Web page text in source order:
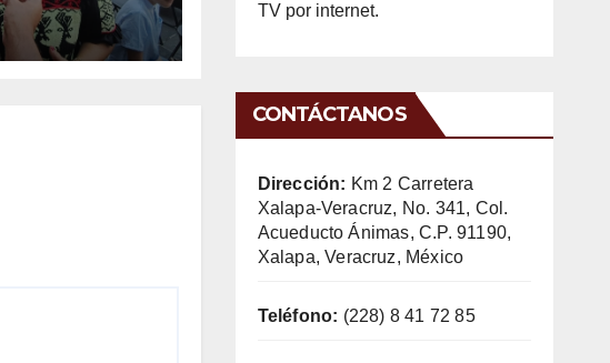
TV por internet.
CONTÁCTANOS
Dirección: Km 2 Carretera
Xalapa-Veracruz, No. 341, Col.
Acueducto Ánimas, C.P. 91190,
Xalapa, Veracruz, México
Teléfono: (228) 8 41 72 85